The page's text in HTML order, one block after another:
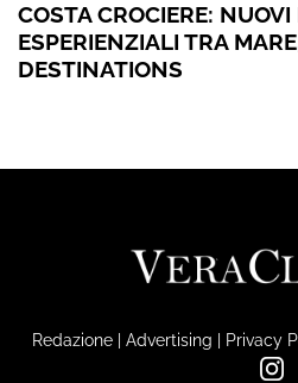
COSTA CROCIERE:
ESPERIENZIALI TRA
DESTINATIONS
Redazione| Advertising | Privacy